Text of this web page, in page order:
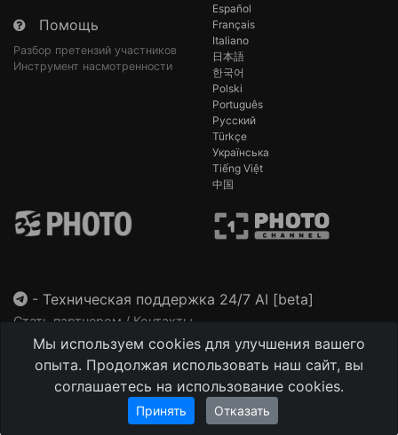
Мы используем cookies для улучшения вашего
опыта. Продолжая использовать наш сайт, вы
соглашаетесь на использование cookies.
Принять Отказать
Помощь
Разбор претензий участников
Инструмент насмотренности
Español
Français
Italiano
日本語
한국어
Polski
Português
Русский
Türkçe
Українська
Tiếng Việt
中国
- Техническая поддержка 24/7 AI [beta]
Стать партнером / Контакты
This site is protected by reCAPTCHA and the GooglePrivacy Policyand
Terms of Service